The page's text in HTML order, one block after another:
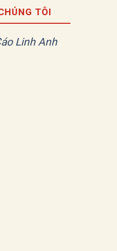
TÔI
Linh Anh